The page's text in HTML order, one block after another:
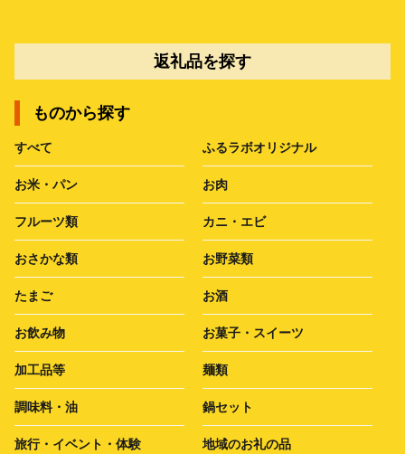
返礼品を探す
ものから探す
すべて ふるラボオリジナル
お米・パン お肉
フルーツ類 カニ・エビ
おさかな類 お野菜類
たまご お酒
お飲み物 お菓子・スイーツ
加工品等 麺類
調味料・油 鍋セット
旅行・イベント・体験 地域のお礼の品